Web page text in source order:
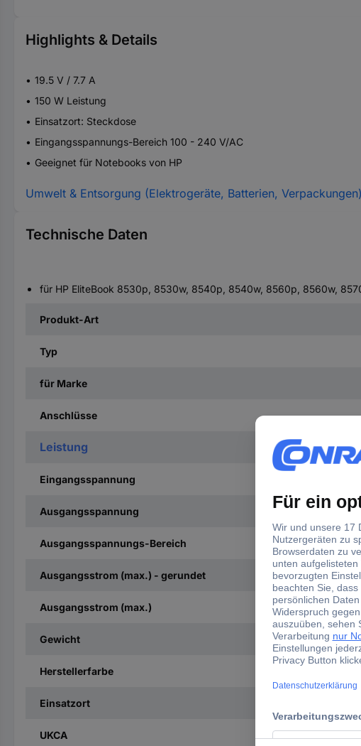
Highlights & Details
19.5 V / 7.7 A
150 W Leistung
Einsatzort: Steckdose
Eingangsspannungs-Bereich 100 - 240 V/AC
Geeignet für Notebooks von HP
Umwelt & Entsorgung (Elektrogeräte, Batterien, Verpackungen)
Technische Daten
für HP EliteBook 8530p, 8530w, 8540p, 8540w, 8560p, 8560w,
Produkt-Art
Typ
für Marke
Anschlüsse
Leistung
Eingangsspannung
Ausgangsspannung
Ausgangsspannungs-Bereich
Ausgangsstrom (max.) - gerundet
Ausgangsstrom (max.)
Gewicht
Herstellerfarbe
Einsatzort
UKCA